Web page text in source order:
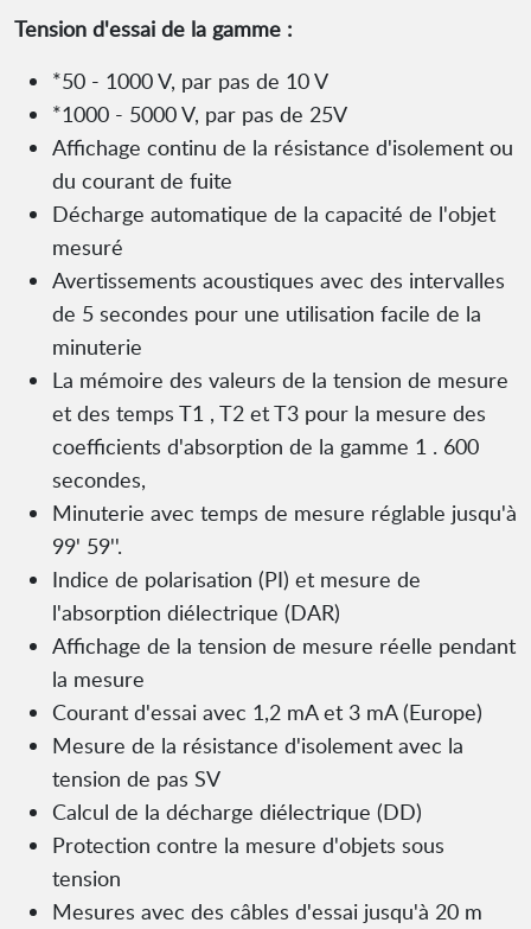
Tension d'essai de la gamme :
*50 - 1000 V, par pas de 10 V
*1000 - 5000 V, par pas de 25V
Affichage continu de la résistance d'isolement ou
du courant de fuite
Décharge automatique de la capacité de l'objet
mesuré
Avertissements acoustiques avec des intervalles
de 5 secondes pour une utilisation facile de la
minuterie
La mémoire des valeurs de la tension de mesure
et des temps T1 , T2 et T3 pour la mesure des
coefficients d'absorption de la gamme 1 . 600
secondes,
Minuterie avec temps de mesure réglable jusqu'à
99' 59''.
Indice de polarisation (PI) et mesure de
l'absorption diélectrique (DAR)
Affichage de la tension de mesure réelle pendant
la mesure
Courant d'essai avec 1,2 mA et 3 mA (Europe)
Mesure de la résistance d'isolement avec la
tension de pas SV
Calcul de la décharge diélectrique (DD)
Protection contre la mesure d'objets sous
tension
Mesures avec des câbles d'essai jusqu'à 20 m